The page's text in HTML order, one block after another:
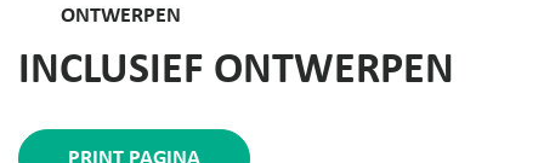
ONTWERPEN
INCLUSIEF ONTWERPEN